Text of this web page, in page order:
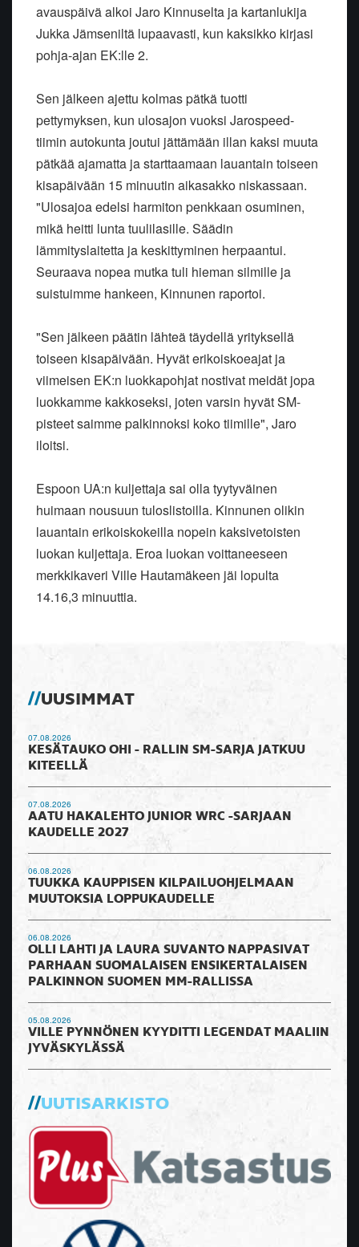
avauspäivä alkoi Jaro Kinnuselta ja kartanlukija
Jukka Jämseniltä lupaavasti, kun kaksikko kirjasi
pohja-ajan EK:lle 2.
Sen jälkeen ajettu kolmas pätkä tuotti
pettymyksen, kun ulosajon vuoksi Jarospeed-
tiimin autokunta joutui jättämään illan kaksi muuta
pätkää ajamatta ja starttaamaan lauantain toiseen
kisapäivään 15 minuutin aikasakko niskassaan.
"Ulosajoa edelsi harmiton penkkaan osuminen,
mikä heitti lunta tuulilasille. Säädin
lämmityslaitetta ja keskittyminen herpaantui.
Seuraava nopea mutka tuli hieman silmille ja
suistuimme hankeen, Kinnunen raportoi.
"Sen jälkeen päätin lähteä täydellä yrityksellä
toiseen kisapäivään. Hyvät erikoiskoeajat ja
viimeisen EK:n luokkapohjat nostivat meidät jopa
luokkamme kakkoseksi, joten varsin hyvät SM-
pisteet saimme palkinnoksi koko tiimille", Jaro
iloitsi.
Espoon UA:n kuljettaja sai olla tyytyväinen
huimaan nousuun tuloslistoilla. Kinnunen olikin
lauantain erikoiskokeilla nopein kaksivetoisten
luokan kuljettaja. Eroa luokan voittaneeseen
merkkikaveri Ville Hautamäkeen jäi lopulta
14.16,3 minuuttia.
UUSIMMAT
07.08.2026
KESÄTAUKO OHI - RALLIN SM-SARJA JATKUU
KITEELLÄ
07.08.2026
AATU HAKALEHTO JUNIOR WRC -SARJAAN
KAUDELLE 2027
06.08.2026
TUUKKA KAUPPISEN KILPAILUOHJELMAAN
MUUTOKSIA LOPPUKAUDELLE
06.08.2026
OLLI LAHTI JA LAURA SUVANTO NAPPASIVAT
PARHAAN SUOMALAISEN ENSIKERTALAISEN
PALKINNON SUOMEN MM-RALLISSA
05.08.2026
VILLE PYNNÖNEN KYYDITTI LEGENDAT MAALIIN
JYVÄSKYLÄSSÄ
UUTISARKISTO